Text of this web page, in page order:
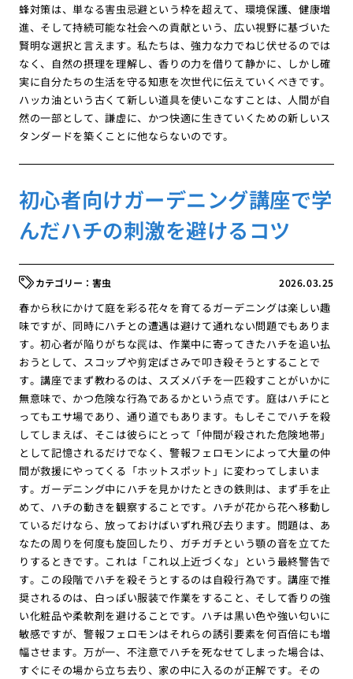
蜂対策は、単なる害虫忌避という枠を超えて、環境保護、健康増
進、そして持続可能な社会への貢献という、広い視野に基づいた
賢明な選択と言えます。私たちは、強力な力でねじ伏せるのでは
なく、自然の摂理を理解し、香りの力を借りて静かに、しかし確
実に自分たちの生活を守る知恵を次世代に伝えていくべきです。
ハッカ油という古くて新しい道具を使いこなすことは、人間が自
然の一部として、謙虚に、かつ快適に生きていくための新しいス
タンダードを築くことに他ならないのです。
初心者向けガーデニング講座で学
んだハチの刺激を避けるコツ
2026.03.25
害虫
春から秋にかけて庭を彩る花々を育てるガーデニングは楽しい趣
味ですが、同時にハチとの遭遇は避けて通れない問題でもありま
す。初心者が陥りがちな罠は、作業中に寄ってきたハチを追い払
おうとして、スコップや剪定ばさみで叩き殺そうとすることで
す。講座でまず教わるのは、スズメバチを一匹殺すことがいかに
無意味で、かつ危険な行為であるかという点です。庭はハチにと
ってもエサ場であり、通り道でもあります。もしそこでハチを殺
してしまえば、そこは彼らにとって「仲間が殺された危険地帯」
として記憶されるだけでなく、警報フェロモンによって大量の仲
間が救援にやってくる「ホットスポット」に変わってしまいま
す。ガーデニング中にハチを見かけたときの鉄則は、まず手を止
めて、ハチの動きを観察することです。ハチが花から花へ移動し
ているだけなら、放っておけばいずれ飛び去ります。問題は、あ
なたの周りを何度も旋回したり、ガチガチという顎の音を立てた
りするときです。これは「これ以上近づくな」という最終警告で
す。この段階でハチを殺そうとするのは自殺行為です。講座で推
奨されるのは、白っぽい服装で作業をすること、そして香りの強
い化粧品や柔軟剤を避けることです。ハチは黒い色や強い匂いに
敏感ですが、警報フェロモンはそれらの誘引要素を何百倍にも増
幅させます。万が一、不注意でハチを死なせてしまった場合は、
すぐにその場から立ち去り、家の中に入るのが正解です。その